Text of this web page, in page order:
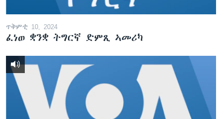
ጥቅምቲ 10, 2024
ፈነወ ቋንቋ ትግርኛ ድምጺ ኣመሪካ